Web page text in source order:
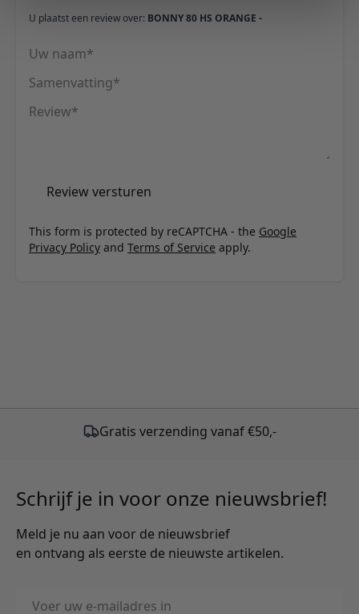
U plaatst een review over: BONNY 80 HS ORANGE -
Uw naam
Samenvatting
Review
Review versturen
This form is protected by reCAPTCHA - the Google
Privacy Policy and Terms of Service apply.
Schrijf je in voor onze nieuwsbrief!
Meld je nu aan voor de nieuwsbrief
en ontvang als eerste de nieuwste artikelen.
E-mailadres